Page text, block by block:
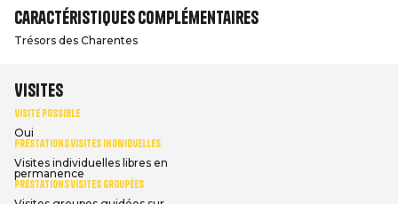
Caractéristiques complémentaires
Trésors des Charentes
Visites
Visite possible
Oui
Prestations visites individuelles
Visites individuelles libres en
permanence
Prestations visites groupées